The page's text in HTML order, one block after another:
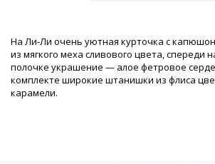
На Ли‑Ли очень уютная курточка с
из мягкого меха сливового цвета, спереди
полочке украшение — алое фетровое
комплекте широкие штанишки из флиса
карамели.